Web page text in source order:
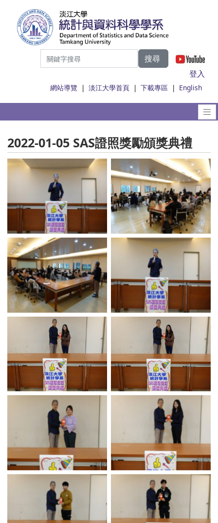
搜尋
登入
網站導覽 |淡江大學首頁 |下載專區 | English
2022-01-05 SAS證照獎勵頒獎典禮
No Caption No Caption
No Caption No Caption
No Caption No Caption
No Caption No Caption
No Caption No Caption